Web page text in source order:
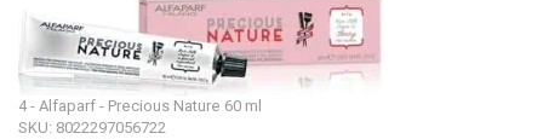
4 - Alfaparf - Precious Nature 60 ml
SKU: 8022297056722